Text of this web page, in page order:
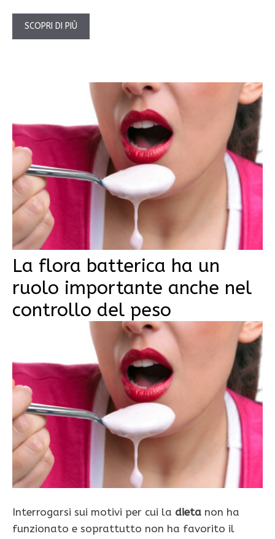
SCOPRI DI PIÙ
La flora batterica ha un
ruolo importante anche nel
controllo del peso
Interrogarsi sui motivi per cui la dieta non ha
funzionato e soprattutto non ha favorito il